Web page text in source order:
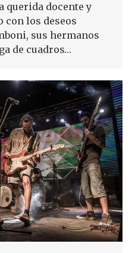
querida docente y
con los deseos
sus hermanos
de cuadros…